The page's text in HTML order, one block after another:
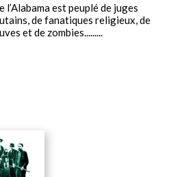
l’Alabama est peuplé de juges
de fanatiques religieux, de
et de zombies.........